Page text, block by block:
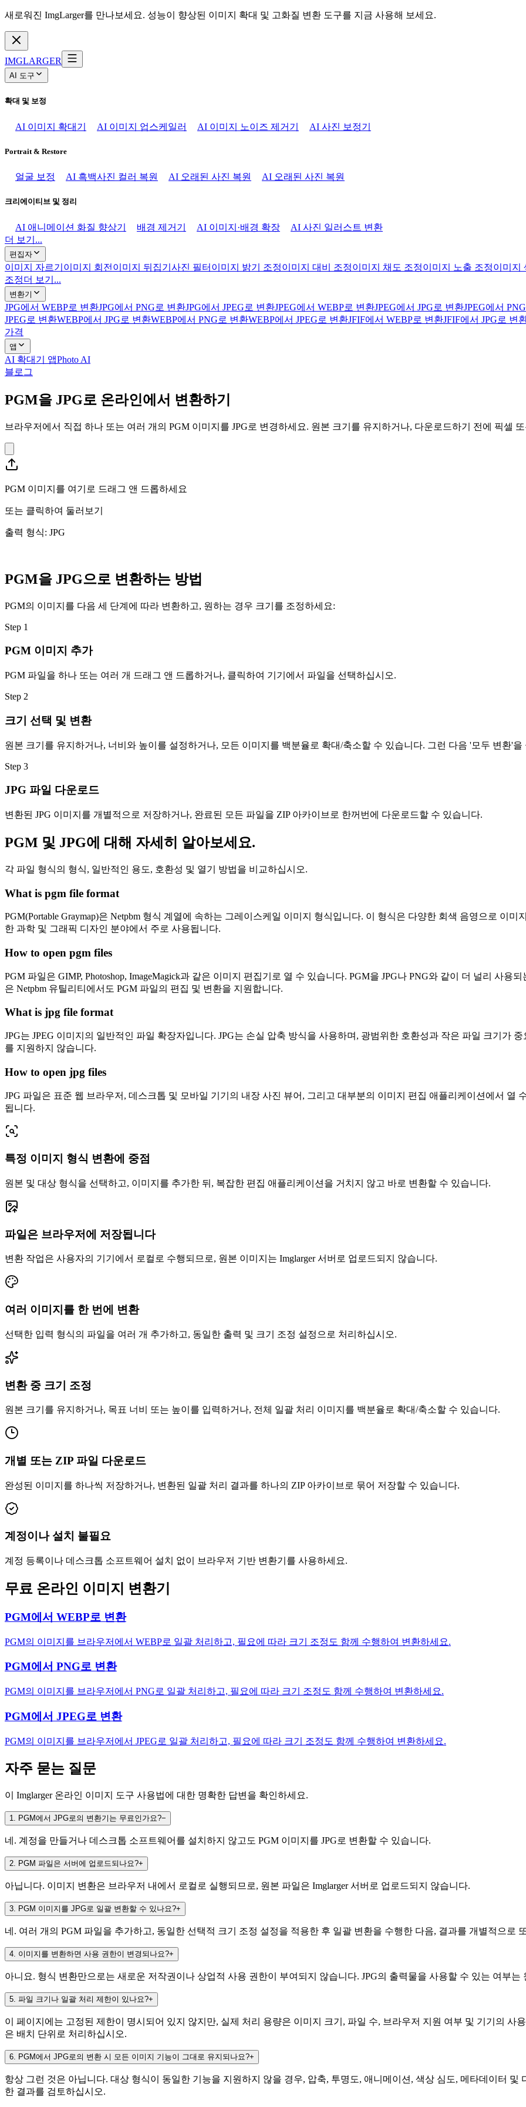
새로워진 ImgLarger를 만나보세요. 성능이 향상된 이미지 확대 및 고화질 변환 도구를 지금 사용해 보세요.
IMGLARGER
AI 도구
확대 및 보정
AI 이미지 확대기 AI 이미지 업스케일러 AI 이미지 노이즈 제거기 AI 사진 보정기
Portrait & Restore
얼굴 보정 AI 흑백사진 컬러 복원 AI 오래된 사진 복원 AI 오래된 사진 복원
크리에이티브 및 정리
AI 애니메이션 화질 향상기 배경 제거기 AI 이미지·배경 확장
AI 사진 일러스트 변환
더 보기...
편집자
이미지 자르기 이미지 회전 이미지 뒤집기 사진 필터 이미지 밝기 조정이미지 대비 조정이미지 채도 조정이미지 노출 조정이미지
조정더 보기...
변환기
JPG에서 WEBP로 변환JPG에서 PNG로 변환JPG에서 JPEG로 변환JPEG에서 WEBP로 변환JPEG에서 JPG로 변환JPEG에서
JPEG로 변환WEBP에서 JPG로 변환WEBP에서 PNG로 변환WEBP에서 JPEG로 변환JFIF에서 WEBP로 변환JFIF에서 JPG로 변
가격
앱
AI 확대기 앱Photo AI
블로그
PGM을 JPG로 온라인에서 변환하기
브라우저에서 직접 하나 또는 여러 개의 PGM 이미지를 JPG로 변경하세요. 원본 크기를 유지하거나, 다운로드하기 전에 픽셀
PGM 이미지를 여기로 드래그 앤 드롭하세요
또는 클릭하여 둘러보기
출력 형식: JPG
PGM을 JPG으로 변환하는 방법
PGM의 이미지를 다음 세 단계에 따라 변환하고, 원하는 경우 크기를 조정하세요:
Step 1
PGM 이미지 추가
PGM 파일을 하나 또는 여러 개 드래그 앤 드롭하거나, 클릭하여 기기에서 파일을 선택하십시오.
Step 2
크기 선택 및 변환
원본 크기를 유지하거나, 너비와 높이를 설정하거나, 모든 이미지를 백분율로 확대/축소할 수 있습니다. 그런 다음 '모두 변환'을
Step 3
JPG 파일 다운로드
변환된 JPG 이미지를 개별적으로 저장하거나, 완료된 모든 파일을 ZIP 아카이브로 한꺼번에 다운로드할 수 있습니다.
PGM 및 JPG에 대해 자세히 알아보세요.
각 파일 형식의 형식, 일반적인 용도, 호환성 및 열기 방법을 비교하십시오.
What is pgm file format
PGM(Portable Graymap)은 Netpbm 형식 계열에 속하는 그레이스케일 이미지 형식입니다. 이 형식은 다양한 회색 음영으로 이
한 과학 및 그래픽 디자인 분야에서 주로 사용됩니다.
How to open pgm files
PGM 파일은 GIMP, Photoshop, ImageMagick과 같은 이미지 편집기로 열 수 있습니다. PGM을 JPG나 PNG와 같이 더 널리 사
은 Netpbm 유틸리티에서도 PGM 파일의 편집 및 변환을 지원합니다.
What is jpg file format
JPG는 JPEG 이미지의 일반적인 파일 확장자입니다. JPG는 손실 압축 방식을 사용하며, 광범위한 호환성과 작은 파일 크기가
를 지원하지 않습니다.
How to open jpg files
JPG 파일은 표준 웹 브라우저, 데스크톱 및 모바일 기기의 내장 사진 뷰어, 그리고 대부분의 이미지 편집 애플리케이션에서 열
됩니다.
특정 이미지 형식 변환에 중점
원본 및 대상 형식을 선택하고, 이미지를 추가한 뒤, 복잡한 편집 애플리케이션을 거치지 않고 바로 변환할 수 있습니다.
파일은 브라우저에 저장됩니다
변환 작업은 사용자의 기기에서 로컬로 수행되므로, 원본 이미지는 Imglarger 서버로 업로드되지 않습니다.
여러 이미지를 한 번에 변환
선택한 입력 형식의 파일을 여러 개 추가하고, 동일한 출력 및 크기 조정 설정으로 처리하십시오.
변환 중 크기 조정
원본 크기를 유지하거나, 목표 너비 또는 높이를 입력하거나, 전체 일괄 처리 이미지를 백분율로 확대/축소할 수 있습니다.
개별 또는 ZIP 파일 다운로드
완성된 이미지를 하나씩 저장하거나, 변환된 일괄 처리 결과를 하나의 ZIP 아카이브로 묶어 저장할 수 있습니다.
계정이나 설치 불필요
계정 등록이나 데스크톱 소프트웨어 설치 없이 브라우저 기반 변환기를 사용하세요.
무료 온라인 이미지 변환기
PGM에서 WEBP로 변환
PGM의 이미지를 브라우저에서 WEBP로 일괄 처리하고, 필요에 따라 크기 조정도 함께 수행하여 변환하세요.
PGM에서 PNG로 변환
PGM의 이미지를 브라우저에서 PNG로 일괄 처리하고, 필요에 따라 크기 조정도 함께 수행하여 변환하세요.
PGM에서 JPEG로 변환
PGM의 이미지를 브라우저에서 JPEG로 일괄 처리하고, 필요에 따라 크기 조정도 함께 수행하여 변환하세요.
자주 묻는 질문
이 Imglarger 온라인 이미지 도구 사용법에 대한 명확한 답변을 확인하세요.
1. PGM에서 JPG로의 변환기는 무료인가요?−
네. 계정을 만들거나 데스크톱 소프트웨어를 설치하지 않고도 PGM 이미지를 JPG로 변환할 수 있습니다.
2. PGM 파일은 서버에 업로드되나요?+
아닙니다. 이미지 변환은 브라우저 내에서 로컬로 실행되므로, 원본 파일은 Imglarger 서버로 업로드되지 않습니다.
3. PGM 이미지를 JPG로 일괄 변환할 수 있나요?+
네. 여러 개의 PGM 파일을 추가하고, 동일한 선택적 크기 조정 설정을 적용한 후 일괄 변환을 수행한 다음, 결과를 개별적으로
4. 이미지를 변환하면 사용 권한이 변경되나요?+
아니요. 형식 변환만으로는 새로운 저작권이나 상업적 사용 권한이 부여되지 않습니다. JPG의 출력물을 사용할 수 있는 여부
5. 파일 크기나 일괄 처리 제한이 있나요?+
이 페이지에는 고정된 제한이 명시되어 있지 않지만, 실제 처리 용량은 이미지 크기, 파일 수, 브라우저 지원 여부 및 기기의 사
은 배치 단위로 처리하십시오.
6. PGM에서 JPG로의 변환 시 모든 이미지 기능이 그대로 유지되나요?+
항상 그런 것은 아닙니다. 대상 형식이 동일한 기능을 지원하지 않을 경우, 압축, 투명도, 애니메이션, 색상 심도, 메타데이터
한 결과를 검토하십시오.